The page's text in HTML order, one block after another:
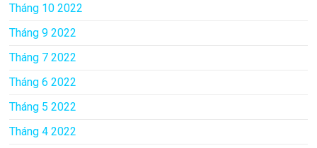
Tháng 10 2022
Tháng 9 2022
Tháng 7 2022
Tháng 6 2022
Tháng 5 2022
Tháng 4 2022